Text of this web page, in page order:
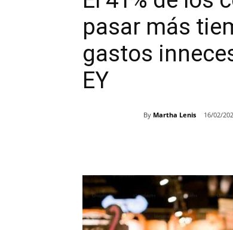
pasar más
gastos
EY
By Martha Lenis 16/02/